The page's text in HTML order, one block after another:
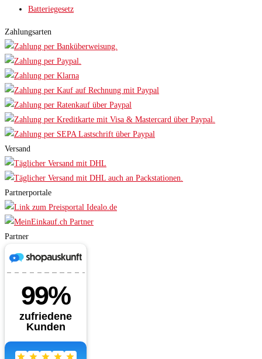
Batteriegesetz
Zahlungsarten
Versand
Partnerportale
Partner